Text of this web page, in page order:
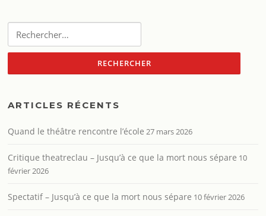
ARTICLES RÉCENTS
Quand le théâtre rencontre l’école 27 mars 2026
Critique theatreclau – Jusqu’à ce que la mort nous sépare 10
février 2026
Spectatif – Jusqu’à ce que la mort nous sépare 10 février 2026